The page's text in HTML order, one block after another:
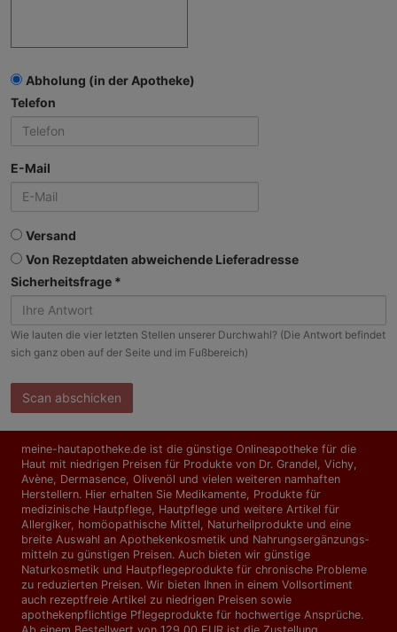
Abholung (in der Apotheke)
Telefon
E-Mail
Versand
Von Rezeptdaten abweichende Lieferadresse
Sicherheitsfrage *
Wie lauten die vier letzten Stellen unserer Durchwahl? (Die Antwort befindet
sich ganz oben auf der Seite und im Fußbereich)
Scan abschicken
meine-hautapotheke.de ist die günstige Onlineapotheke für die
Haut mit niedrigen Preisen für Produkte von Dr. Grandel, Vichy,
Avène, Dermasence, Olivenöl und vielen weiteren namhaften
Herstellern. Hier erhalten Sie Medikamente, Produkte für
medizinische Hautpflege, Hautpflege und weitere Artikel für
Allergiker, homöopathische Mittel, Naturheilprodukte und eine
breite Auswahl an Apothekenkosmetik und Nahrungs­ergänzungs­
mitteln zu günstigen Preisen. Auch bieten wir günstige
Naturkosmetik und Hautpflegeprodukte für chronische Probleme
zu reduzierten Preisen. Wir bieten Ihnen in einem Vollsortiment
auch rezeptfreie Artikel zu niedrigen Preisen sowie
apothekenpflichtige Pflegeprodukte für hochwertige Ansprüche.
Ab einem Bestellwert von 129,00 EUR ist die Zustellung